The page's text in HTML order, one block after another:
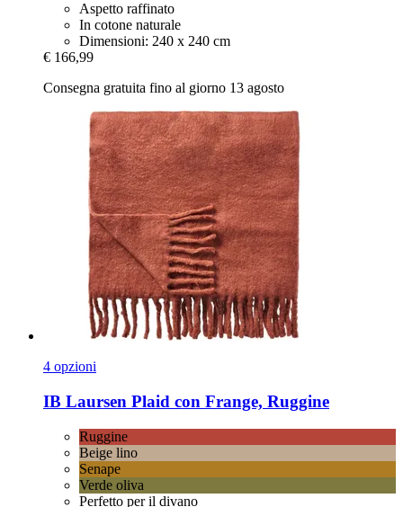
Aspetto raffinato
In cotone naturale
Dimensioni: 240 x 240 cm
€ 166,99
Consegna gratuita fino al giorno 13 agosto
4 opzioni
IB Laursen Plaid con Frange, Ruggine
Ruggine
Beige lino
Senape
Verde oliva
Perfetto per il divano